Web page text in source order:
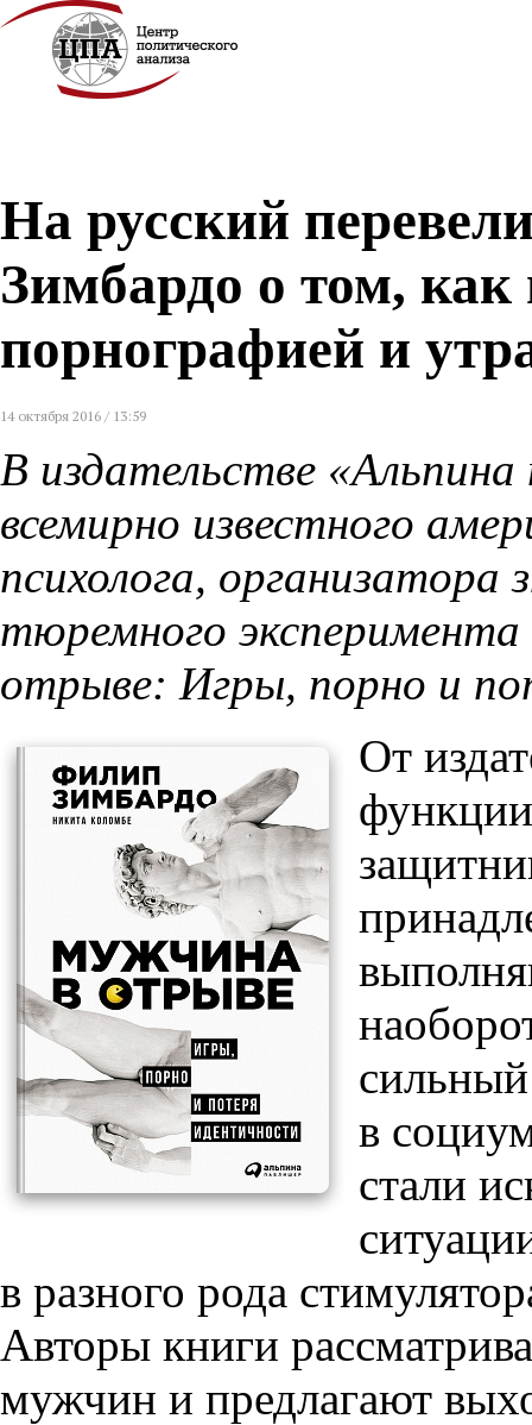
На русский
Зимбардо о том,
порнографией и
14 октября 2016 / 13:59
В издательстве
всемирно известного
психолога,
тюремного
отрыве: Игры, порно и
От
в
стали
в разного рода
Авторы книги
мужчин и предлагают